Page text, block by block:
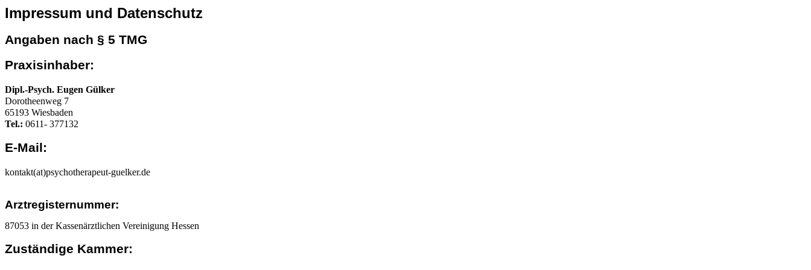
Impressum und Datenschutz
Angaben nach § 5 TMG
Praxisinhaber:
Dipl.-Psych. Eugen Gülker
Dorotheenweg 7
65193 Wiesbaden
Tel.: 0611- 377132
E-Mail:
kontakt(at)psychotherapeut-guelker.de
Arztregisternummer:
87053 in der Kassenärztlichen Vereinigung Hessen
Zuständige Kammer: